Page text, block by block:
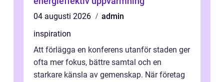
04 augusti 2026
admin
inspiration
Att förlägga en konferens utanför staden ger
ofta mer fokus, bättre samtal och en
starkare känsla av gemenskap. När företag